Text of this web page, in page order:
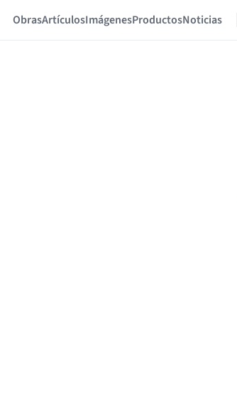
ObrasArtículosImágenesProductosNoticias